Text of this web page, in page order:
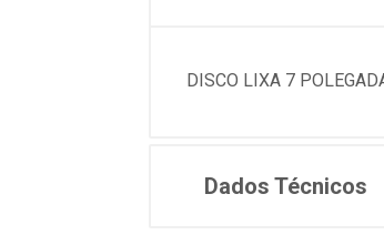
DISCO LIXA 7
Dados Técnicos